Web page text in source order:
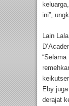
ini”,
Lain
Eby
derajat